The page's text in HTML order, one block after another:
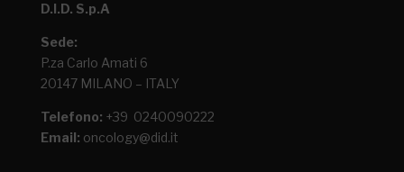
D.I.D. S.p.A
Sede:
P.za Carlo Amati 6
20147 MILANO – ITALY
Telefono: +39 0240090222
Email: oncology@did.it